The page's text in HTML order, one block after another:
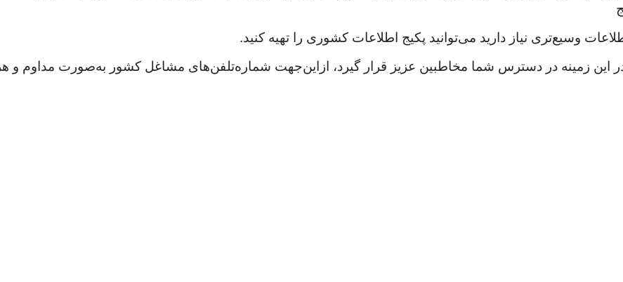
وسیع‌تری نیاز دارید می‌توانید پکیج اطلاعات کشوری را تهیه کنید.
در این زمینه در دسترس شما مخاطبین عزیز قرار گیرد، ازاین‌جهت شماره‌تلفن‌های مشاغل کشور به‌صورت مداوم و